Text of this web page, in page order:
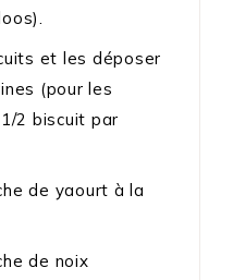
et les déposer
(pour les
2 biscuit par
de yaourt à la
de noix